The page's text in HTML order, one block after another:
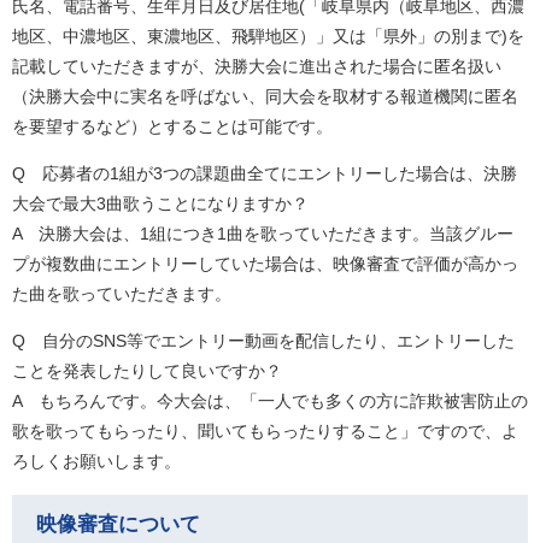
氏名、電話番号、生年月日及び居住地(「岐阜県内（岐阜地区、西濃
地区、中濃地区、東濃地区、飛騨地区）」又は「県外」の別まで)を
記載していただきますが、決勝大会に進出された場合に匿名扱い
（決勝大会中に実名を呼ばない、同大会を取材する報道機関に匿名
を要望するなど）とすることは可能です。
Q 応募者の1組が3つの課題曲全てにエントリーした場合は、決勝
大会で最大3曲歌うことになりますか？
​A 決勝大会は、1組につき1曲を歌っていただきます。当該グルー
プが複数曲にエントリーしていた場合は、映像審査で評価が高かっ
た曲を歌っていただきます。
Q 自分のSNS等でエントリー動画を配信したり、エントリーした
ことを発表したりして良いですか？
​A もちろんです。今大会は、「一人でも多くの方に詐欺被害防止の
歌を歌ってもらったり、聞いてもらったりすること」ですので、よ
ろしくお願いします。
映像審査について